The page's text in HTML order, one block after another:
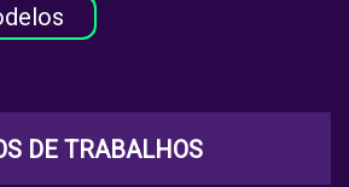
DE TRABALHOS